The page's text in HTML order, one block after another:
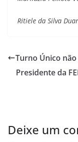
Ritiele da Silva
Turno Único
Presidente da
Deixe um